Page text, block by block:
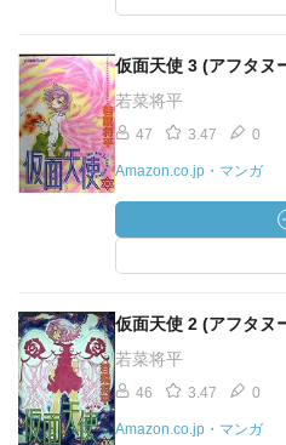
仮面天使 3 (アフタヌ
若菜将平
47 3.47 0
Amazon.co.jp・マンガ
仮面天使 2 (アフタヌ
若菜将平
46 3.47 0
Amazon.co.jp・マンガ